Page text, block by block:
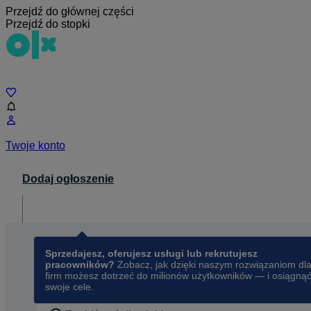
Przejdź do głównej części
Przejdź do stopki
Twoje konto
Dodaj ogłoszenie
Sprzedajesz, oferujesz usługi lub rekrutujesz
pracowników? Zobacz, jak dzięki naszym rozwiązaniom dla
firm możesz dotrzeć do milionów użytkowników — i osiągnąć
swoje cele.